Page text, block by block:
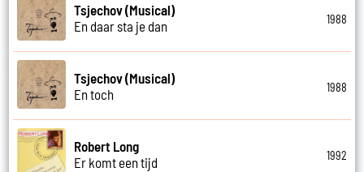
Tsjechov (Musical)
En daar sta je dan
1988
Tsjechov (Musical)
En toch
1988
Robert Long
Er komt een tijd
1992